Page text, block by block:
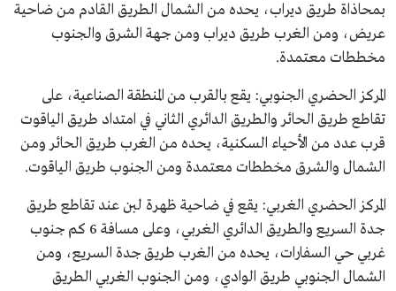
بمحاذاة طريق ديراب، يحده من الشمال الطريق القادم من ضاحية
عريض، ومن الغرب طريق ديراب ومن جهة الشرق والجنوب
مخططات معتمدة.
المركز الحضري الجنوبي: يقع بالقرب من المنطقة الصناعية، على
تقاطع طريق الحائر والطريق الدائري الثاني في امتداد طريق الياقوت
قرب عدد من الأحياء السكنية، يحده من الغرب طريق الحائر ومن
الشمال والشرق مخططات معتمدة ومن الجنوب طريق الياقوت.
المركز الحضري الغربي: يقع في ضاحية ظهرة لبن عند تقاطع طريق
جدة السريع والطريق الدائري الغربي، وعلى مسافة 6 كم جنوب
غربي حي السفارات، يحده من الغرب طريق جدة السريع، ومن
الشمال الجنوبي طريق الوادي، ومن الجنوب الغربي الطريق